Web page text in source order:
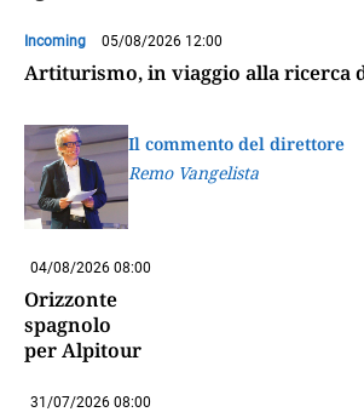
Incoming 05/08/2026 12:00
Artiturismo, in viaggio alla ricerca
Il commento del direttore
Remo Vangelista
04/08/2026 08:00
Orizzonte
spagnolo
per Alpitour
31/07/2026 08:00